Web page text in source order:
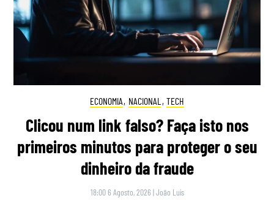
ECONOMIA, NACIONAL , TECH
Clicou num link falso? Faça isto nos
primeiros minutos para proteger o seu
dinheiro da fraude
18:00 6 Agosto, 2026 |João Luís